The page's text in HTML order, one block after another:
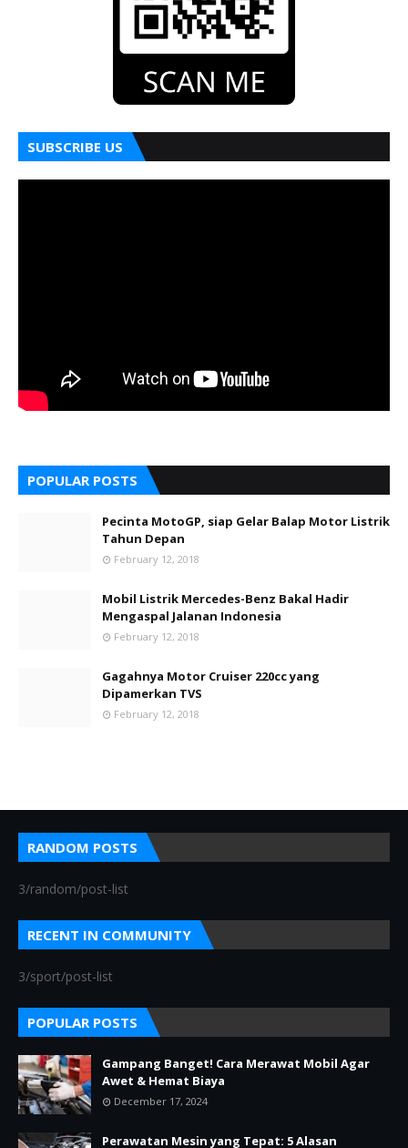
SUBSCRIBE US
POPULAR POSTS
Pecinta MotoGP, siap Gelar Balap Motor Listrik
Tahun Depan
February 12, 2018
Mobil Listrik Mercedes-Benz Bakal Hadir
Mengaspal Jalanan Indonesia
February 12, 2018
Gagahnya Motor Cruiser 220cc yang
Dipamerkan TVS
February 12, 2018
RANDOM POSTS
3/random/post-list
RECENT IN COMMUNITY
3/sport/post-list
POPULAR POSTS
Gampang Banget! Cara Merawat Mobil Agar
Awet & Hemat Biaya
December 17, 2024
Perawatan Mesin yang Tepat: 5 Alasan